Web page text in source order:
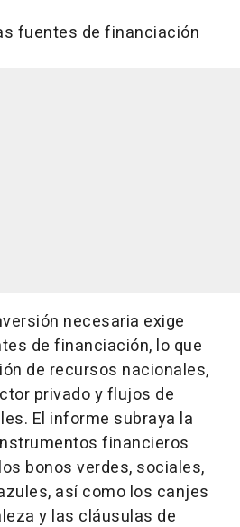
fuentes de financiación
necesaria exige
de financiación, lo que
de recursos nacionales,
privado y flujos de
El informe subraya la
financieros
bonos verdes, sociales,
así como los canjes
y las cláusulas de